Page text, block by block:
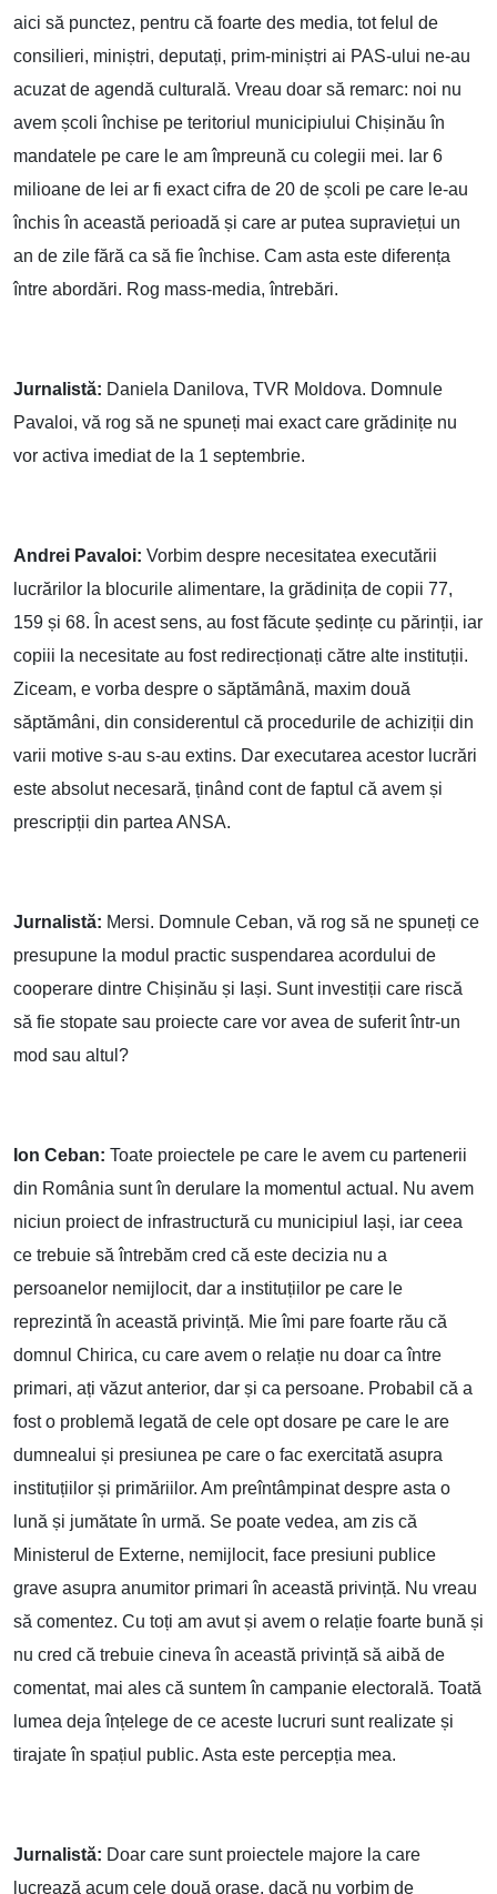
aici să punctez, pentru că foarte des media, tot felul de
consilieri, miniștri, deputați, prim-miniștri ai PAS-ului ne-au
acuzat de agendă culturală. Vreau doar să remarc: noi nu
avem școli închise pe teritoriul municipiului Chișinău în
mandatele pe care le am împreună cu colegii mei. Iar 6
milioane de lei ar fi exact cifra de 20 de școli pe care le-au
închis în această perioadă și care ar putea supraviețui un
an de zile fără ca să fie închise. Cam asta este diferența
între abordări. Rog mass-media, întrebări.
Jurnalistă: Daniela Danilova, TVR Moldova. Domnule
Pavaloi, vă rog să ne spuneți mai exact care grădinițe nu
vor activa imediat de la 1 septembrie.
Andrei Pavaloi: Vorbim despre necesitatea executării
lucrărilor la blocurile alimentare, la grădinița de copii 77,
159 și 68. În acest sens, au fost făcute ședințe cu părinții, iar
copiii la necesitate au fost redirecționați către alte instituții.
Ziceam, e vorba despre o săptămână, maxim două
săptămâni, din considerentul că procedurile de achiziții din
varii motive s-au s-au extins. Dar executarea acestor lucrări
este absolut necesară, ținând cont de faptul că avem și
prescripții din partea ANSA.
Jurnalistă: Mersi. Domnule Ceban, vă rog să ne spuneți ce
presupune la modul practic suspendarea acordului de
cooperare dintre Chișinău și Iași. Sunt investiții care riscă
să fie stopate sau proiecte care vor avea de suferit într-un
mod sau altul?
Ion Ceban: Toate proiectele pe care le avem cu partenerii
din România sunt în derulare la momentul actual. Nu avem
niciun proiect de infrastructură cu municipiul Iași, iar ceea
ce trebuie să întrebăm cred că este decizia nu a
persoanelor nemijlocit, dar a instituțiilor pe care le
reprezintă în această privință. Mie îmi pare foarte rău că
domnul Chirica, cu care avem o relație nu doar ca între
primari, ați văzut anterior, dar și ca persoane. Probabil că a
fost o problemă legată de cele opt dosare pe care le are
dumnealui și presiunea pe care o fac exercitată asupra
instituțiilor și primăriilor. Am preîntâmpinat despre asta o
lună și jumătate în urmă. Se poate vedea, am zis că
Ministerul de Externe, nemijlocit, face presiuni publice
grave asupra anumitor primari în această privință. Nu vreau
să comentez. Cu toți am avut și avem o relație foarte bună și
nu cred că trebuie cineva în această privință să aibă de
comentat, mai ales că suntem în campanie electorală. Toată
lumea deja înțelege de ce aceste lucruri sunt realizate și
tirajate în spațiul public. Asta este percepția mea.
Jurnalistă: Doar care sunt proiectele majore la care
lucrează acum cele două orașe, dacă nu vorbim de